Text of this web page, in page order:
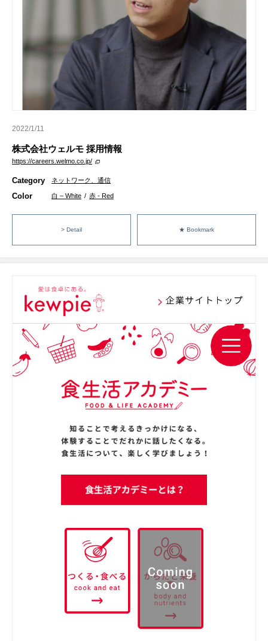
2022/1/11
株式会社ウェルモ 採用情報
https://careers.welmo.co.jp/
Category ネットワーク、通信
Color 白 – White / 赤 - Red
> Detail ★ Bookmark